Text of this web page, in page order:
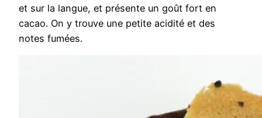
et sur la langue, et présente un goût fort en
cacao. On y trouve une petite acidité et des
notes fumées.